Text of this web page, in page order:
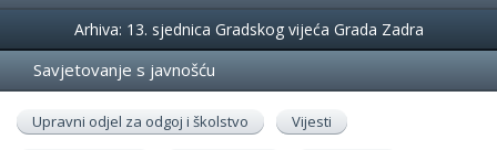
Događanja
Arhiva: 13. sjednica Gradskog vijeća Grada Zadra
Savjetovanje s javnošću
Upravni odjel za odgoj i školstvo
Vijesti